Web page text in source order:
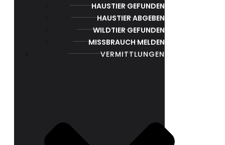
HAUSTIER GEFUNDEN
HAUSTIER ABGEBEN
WILDTIER GEFUNDEN
MISSBRAUCH MELDEN
VERMITTLUNGEN